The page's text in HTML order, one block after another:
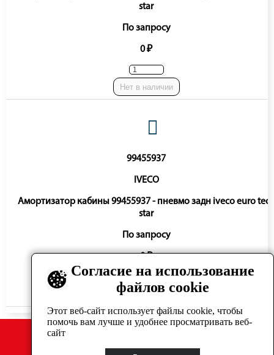
star
По запросу
0 ₽
Нет в наличии
99455937
IVECO
Амортизатор кабины 99455937 - пневмо задн iveco euro
star
По запросу
0 ₽
Нет в наличии
Согласие на использование
файлов cookie
Этот веб-сайт использует файлы cookie, чтобы
помочь вам лучше и удобнее просматривать веб-
сайт